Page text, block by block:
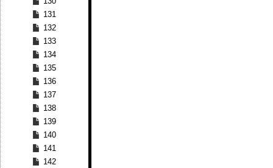
131
132
133
134
135
136
137
138
139
140
141
142